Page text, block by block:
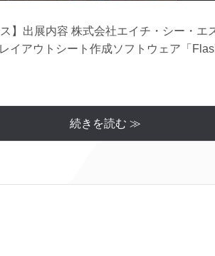
】出展内容 株式会社エイチ・シー・エ
イアウトシート作成ソフトウェア「
続きを読む ≫